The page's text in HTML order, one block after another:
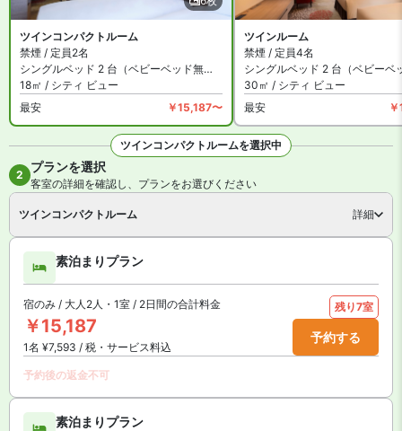
ツインコンパクトルーム
禁煙 / 定員2名
シングルベッド 2 台（ベビーベッド無料）
18㎡ / シティ ビュー
最安
￥15,187〜
ツインルーム
禁煙 / 定員4名
シングルベッド 2 台（ベビーベ
30㎡ / シティ ビュー
最安
ツインコンパクトルームを選択中
2 プランを選択
客室の詳細を確認し、プランをお選びください
ツインコンパクトルーム 詳細
素泊まりプラン
宿のみ / 大人2人・1室 / 2日間の合計料金
￥15,187
1名 ¥7,593 / 税・サービス料込
残り7室
予約する
予約後の返金不可
素泊まりプラン